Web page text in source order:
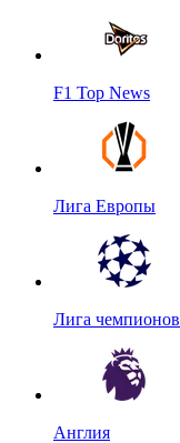
F1 Top News
Лига Европы
Лига чемпионов
Англия